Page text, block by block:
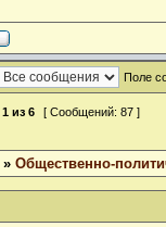
Поле
1 из 6 [ Сообщений: 87 ]
» Общественно-